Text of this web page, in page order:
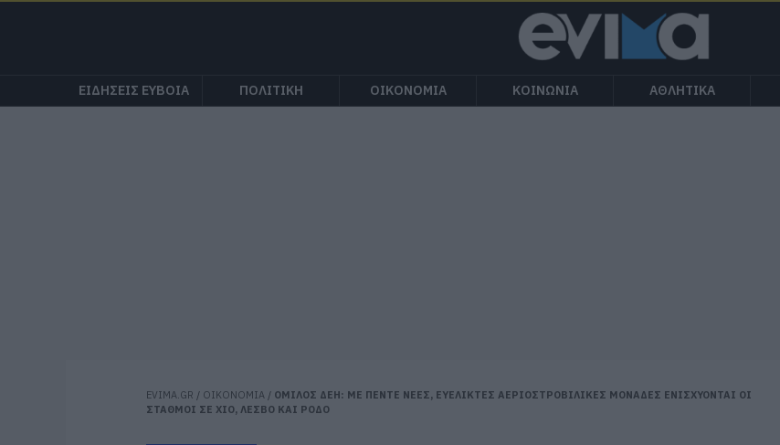
ΕΙΔΗΣΕΙΣ ΕΥΒΟΙΑ ΠΟΛΙΤΙΚΗ ΟΙΚΟΝΟΜΙΑ ΚΟΙΝΩΝΙΑ ΑΘΛΗΤΙΚΑ
EVIMA.GR / ΟΙΚΟΝΟΜΙΑ / ΟΜΙΛΟΣ ΔΕΗ: ΜΕ ΠΕΝΤΕ ΝΕΕΣ, ΕΥΕΛΙΚΤΕΣ ΑΕΡΙΟΣΤΡΟΒΙΛΙΚΕΣ ΜΟΝΑΔΕΣ ΕΝΙΣΧΥΟΝΤΑΙ ΟΙ
ΣΤΑΘΜΟΙ ΣΕ ΧΙΟ, ΛΕΣΒΟ ΚΑΙ ΡΟΔΟ